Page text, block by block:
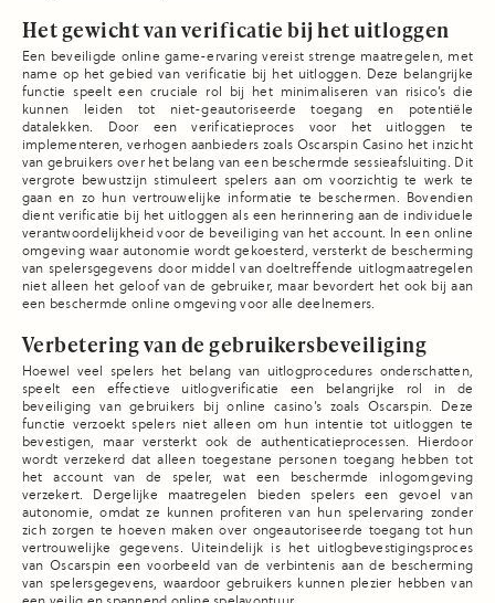
Het gewicht van verificatie bij het uitloggen
Een beveiligde online game-ervaring vereist strenge maatregelen, met
name op het gebied van verificatie bij het uitloggen. Deze belangrijke
functie speelt een cruciale rol bij het minimaliseren van risico’s die
kunnen leiden tot niet-geautoriseerde toegang en potentiële
datalekken. Door een verificatieproces voor het uitloggen te
implementeren, verhogen aanbieders zoals Oscarspin Casino het inzicht
van gebruikers over het belang van een beschermde sessieafsluiting. Dit
vergrote bewustzijn stimuleert spelers aan om voorzichtig te werk te
gaan en zo hun vertrouwelijke informatie te beschermen. Bovendien
dient verificatie bij het uitloggen als een herinnering aan de individuele
verantwoordelijkheid voor de beveiliging van het account. In een online
omgeving waar autonomie wordt gekoesterd, versterkt de bescherming
van spelersgegevens door middel van doeltreffende uitlogmaatregelen
niet alleen het geloof van de gebruiker, maar bevordert het ook bij aan
een beschermde online omgeving voor alle deelnemers.
Verbetering van de gebruikersbeveiliging
Hoewel veel spelers het belang van uitlogprocedures onderschatten,
speelt een effectieve uitlogverificatie een belangrijke rol in de
beveiliging van gebruikers bij online casino’s zoals Oscarspin. Deze
functie verzoekt spelers niet alleen om hun intentie tot uitloggen te
bevestigen, maar versterkt ook de authenticatieprocessen. Hierdoor
wordt verzekerd dat alleen toegestane personen toegang hebben tot
het account van de speler, wat een beschermde inlogomgeving
verzekert. Dergelijke maatregelen bieden spelers een gevoel van
autonomie, omdat ze kunnen profiteren van hun spelervaring zonder
zich zorgen te hoeven maken over ongeautoriseerde toegang tot hun
vertrouwelijke gegevens. Uiteindelijk is het uitlogbevestigingsproces
van Oscarspin een voorbeeld van de verbintenis aan de bescherming
van spelersgegevens, waardoor gebruikers kunnen plezier hebben van